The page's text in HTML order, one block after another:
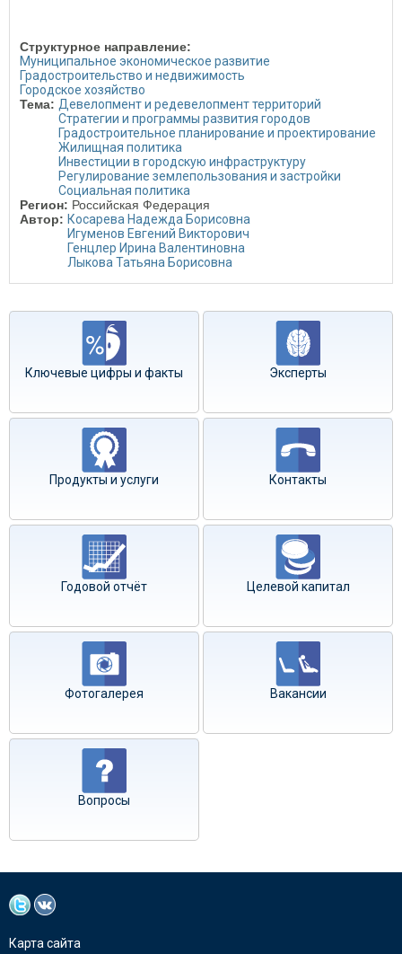
Структурное направление:
Муниципальное экономическое развитие
Градостроительство и недвижимость
Городское хозяйство
Тема: Девелопмент и редевелопмент территорий
Стратегии и программы развития городов
Градостроительное планирование и проектирование
Жилищная политика
Инвестиции в городскую инфраструктуру
Регулирование землепользования и застройки
Социальная политика
Регион: Российская Федерация
Автор: Косарева Надежда Борисовна
Игуменов Евгений Викторович
Генцлер Ирина Валентиновна
Лыкова Татьяна Борисовна
Ключевые цифры и факты Эксперты
Продукты и услуги Контакты
Годовой отчёт Целевой капитал
Фотогалерея Вакансии
Вопросы
Карта сайта